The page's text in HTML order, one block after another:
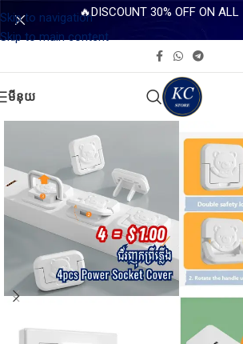
Skip to navigation
Skip to main content
🔥DISCOUNT 30% OFF ON ALL
មីនុយ